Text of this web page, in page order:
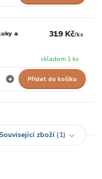
a
319 Kč/ks
skladem 1 ks
Přidat do košíku
Související zboží 1